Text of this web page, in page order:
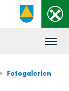
Fotogalerien